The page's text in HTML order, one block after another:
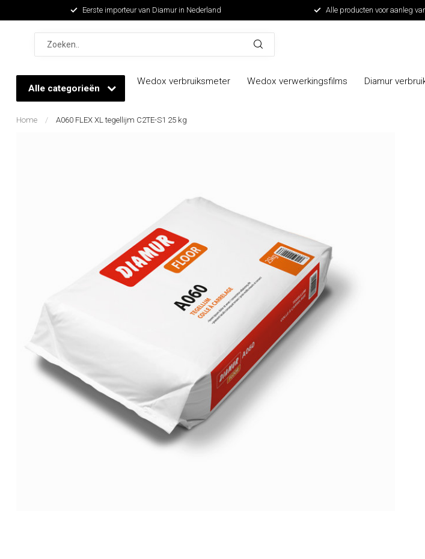
Eerste importeur van Diamur in Nederland Alle producten voor aanleg
Alle categorieën
Wedox verbruiksmeter Wedox verwerkingsfilms Diamur
Home / A060 FLEX XL tegellijm C2TE-S1 25 kg